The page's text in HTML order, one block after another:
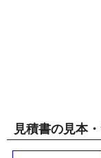
見積書の見本